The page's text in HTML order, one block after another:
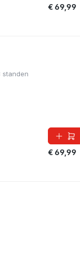
€ 69,99
standen
€ 69,99